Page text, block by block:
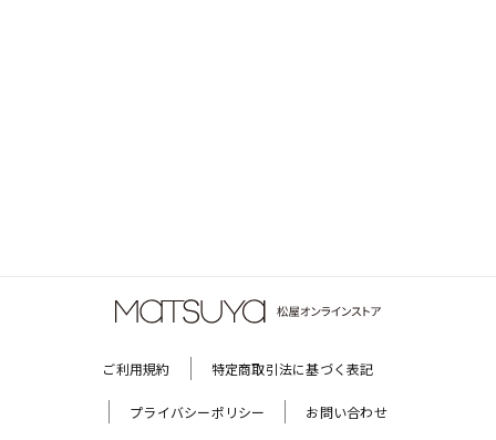
ご利用規約 特定商取引法に基づく表記
プライバシーポリシー お問い合わせ